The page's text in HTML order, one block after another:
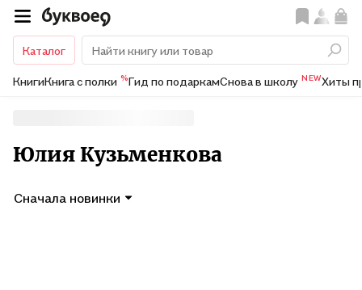
Каталог
КнигиКнига с полки %Гид по подаркамСнова в школу NEWХиты
Юлия Кузьменкова
Сначала новинки